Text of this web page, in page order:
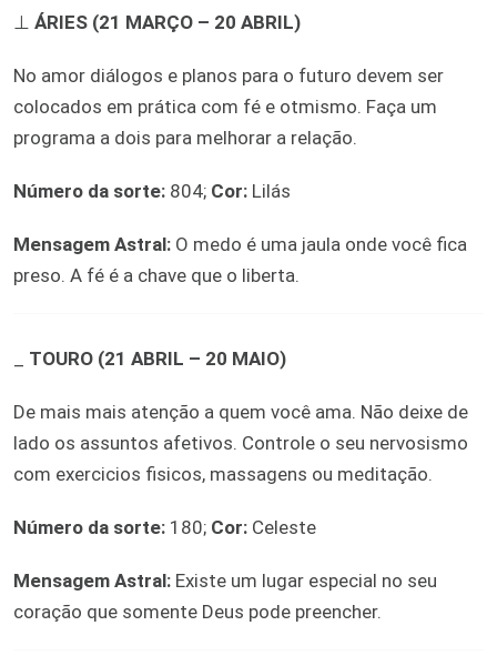
⊥ ÁRIES (21 MARÇO – 20 ABRIL)
No amor diálogos e planos para o futuro devem ser
colocados em prática com fé e otmismo. Faça um
programa a dois para melhorar a relação.
Número da sorte: 804; Cor: Lilás
Mensagem Astral: O medo é uma jaula onde você fica
preso. A fé é a chave que o liberta.
TOURO (21 ABRIL – 20 MAIO)
De mais mais atenção a quem você ama. Não deixe de
lado os assuntos afetivos. Controle o seu nervosismo
com exercicios fisicos, massagens ou meditação.
Número da sorte: 180; Cor: Celeste
Mensagem Astral: Existe um lugar especial no seu
coração que somente Deus pode preencher.